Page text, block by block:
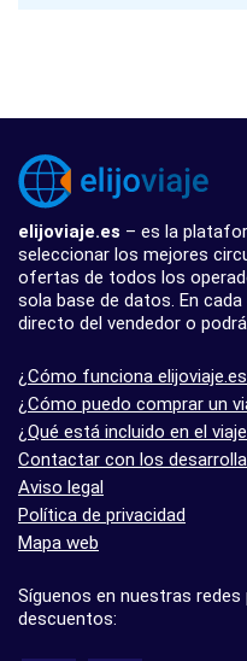
elijoviaje.es – es la
seleccionar los mejores
ofertas de todos los
sola base de datos. En
directo del vendedor o
¿Cómo funciona
¿Cómo puedo comprar un
¿Qué está incluido en el
Contactar con los
Aviso legal
Política de privacidad
Mapa web
Síguenos en nuestras
descuentos: